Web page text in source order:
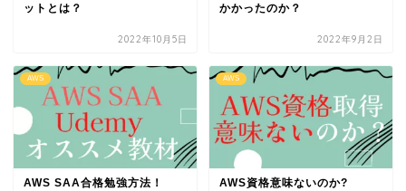
ットとは？
2022年10月5日
かかったのか？
2022年9月2日
AWS
AWS SAA合格勉強方法！
AWS
AWS資格意味ないのか?